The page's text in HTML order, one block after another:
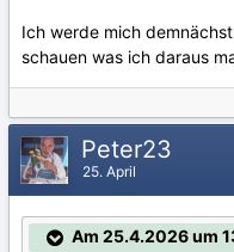
Ich werde mich
schauen was ich daraus
Peter23
25. April
Am 25.4.2026 um